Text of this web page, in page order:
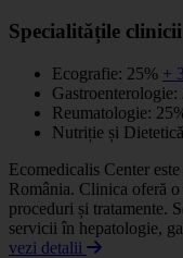
Specialitățile clinicii
Ecografie: 25% +
Gastroenterologie:
Reumatologie:
Nutriție și
Ecomedicalis Center
România. Clinica oferă
proceduri și tratamente.
servicii în hepatologie,
vezi detalii